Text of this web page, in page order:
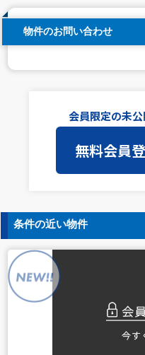
物件のお問い合わせ
会員限定の未
無料会員
条件の近い物件